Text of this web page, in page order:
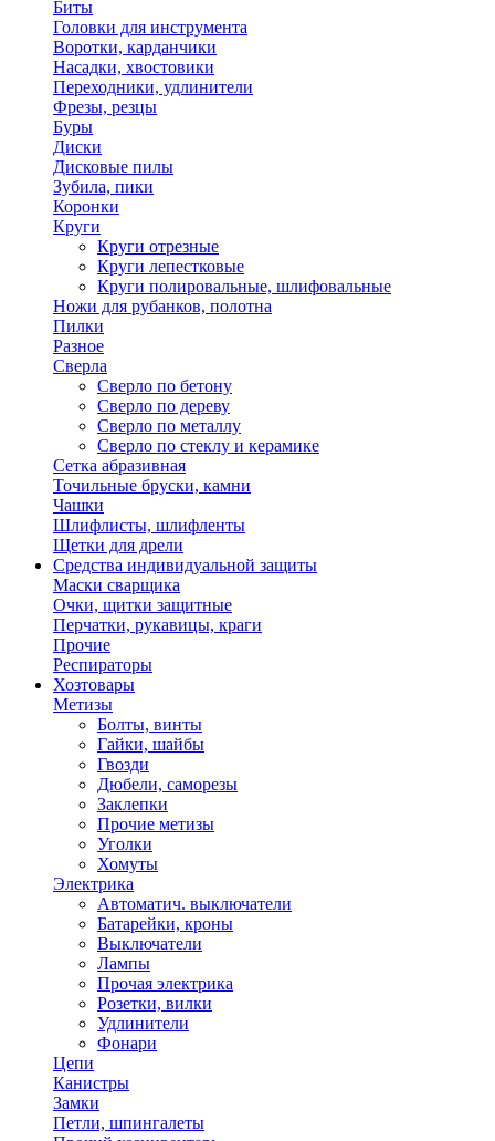
Биты
Головки для инструмента
Воротки, карданчики
Насадки, хвостовики
Переходники, удлинители
Фрезы, резцы
Буры
Диски
Дисковые пилы
Зубила, пики
Коронки
Круги
Круги отрезные
Круги лепестковые
Круги полировальные, шлифовальные
Ножи для рубанков, полотна
Пилки
Разное
Сверла
Сверло по бетону
Сверло по дереву
Сверло по металлу
Сверло по стеклу и керамике
Сетка абразивная
Точильные бруски, камни
Чашки
Шлифлисты, шлифленты
Щетки для дрели
Средства индивидуальной защиты
Маски сварщика
Очки, щитки защитные
Перчатки, рукавицы, краги
Прочие
Респираторы
Хозтовары
Метизы
Болты, винты
Гайки, шайбы
Гвозди
Дюбели, саморезы
Заклепки
Прочие метизы
Уголки
Хомуты
Электрика
Автоматич. выключатели
Батарейки, кроны
Выключатели
Лампы
Прочая электрика
Розетки, вилки
Удлинители
Фонари
Цепи
Канистры
Замки
Петли, шпингалеты